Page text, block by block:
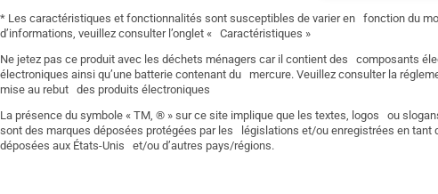
* Les caractéristiques et fonctionnalités sont susceptibles de varier en fonction du
d’informations, veuillez consulter l’onglet « Caractéristiques »
Ne jetez pas ce produit avec les déchets ménagers car il contient des composants
électroniques ainsi qu’une batterie contenant du mercure. Veuillez consulter la
mise au rebut des produits électroniques
La présence du symbole « TM, ® » sur ce site implique que les textes, logos ou
sont des marques déposées protégées par les législations et/ou enregistrées en tant
déposées aux États-Unis et/ou d’autres pays/régions.